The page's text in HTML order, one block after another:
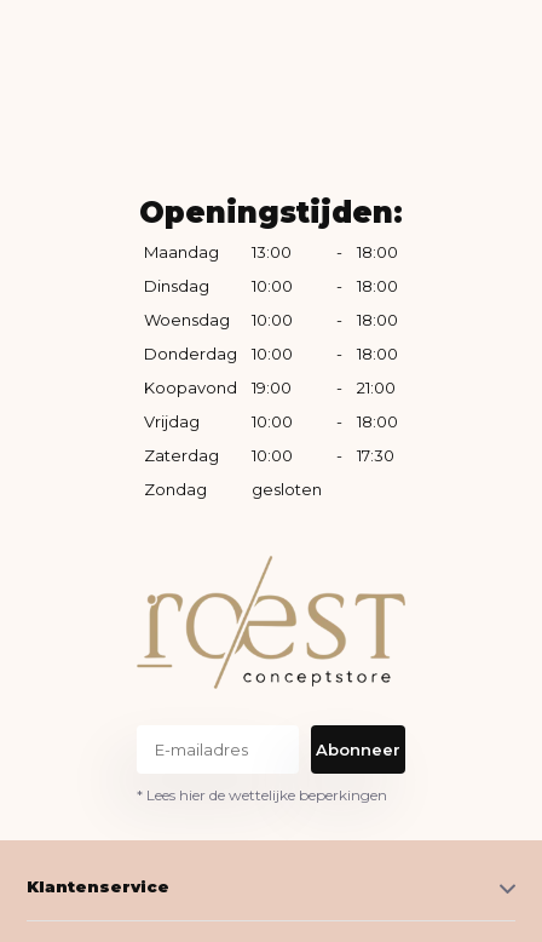
Openingstijden:
Maandag 13:00 -
18:00
Dinsdag
10:00 -
18:00
Woensdag
10:00 -
18:00
Donderdag
10:00 -
18:00
Koopavond
19:00 -
21:00
Vrijdag
10:00 -
18:00
Zaterdag
10:00 -
17:30
Zondag
gesloten
Abonneer
* Lees hier de wettelijke beperkingen
Klantenservice